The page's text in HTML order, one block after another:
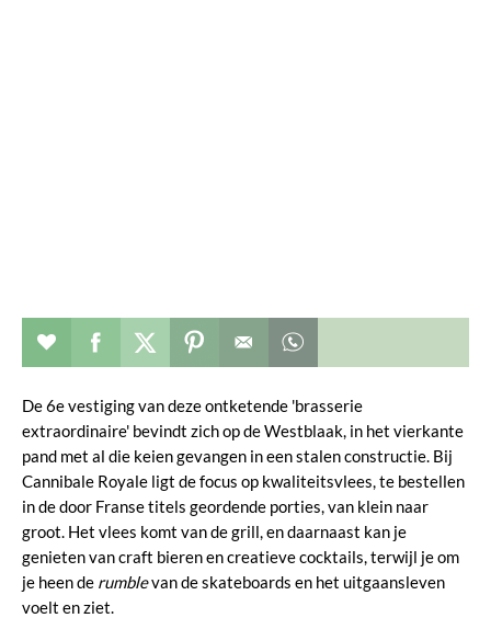
Restaurant toevoegen aan favorieten
Deel dit op facebook
Deel dit op twitter
Deel dit op pinterest
De 6e vestiging van deze ontketende 'brasserie
extraordinaire' bevindt zich op de Westblaak, in het vierkante
pand met al die keien gevangen in een stalen constructie. Bij
Cannibale Royale ligt de focus op kwaliteitsvlees, te bestellen
in de door Franse titels geordende porties, van klein naar
groot. Het vlees komt van de grill, en daarnaast kan je
genieten van craft bieren en creatieve cocktails, terwijl je om
je heen de rumblevan de skateboards en het uitgaansleven
voelt en ziet.